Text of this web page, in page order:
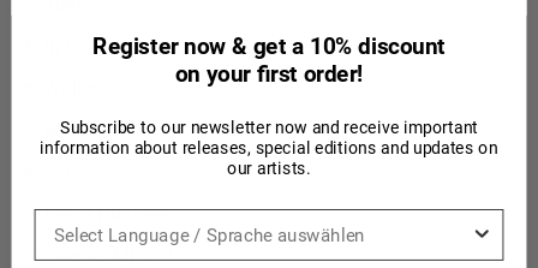
In Deiner Kleinen Welt
Mein Ritual
Bevor Du Gehst
Verlier Mit Stil
Register now & get a 10% discount
on your first order!
Subscribe to our newsletter now and receive important
information about releases, special editions and updates on
our artists.